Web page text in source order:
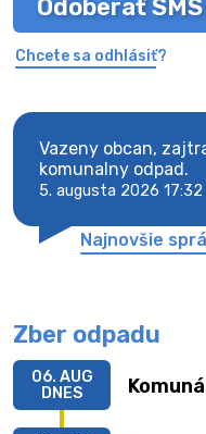
Odoberať SMS
Chcete sa odhlásiť?
Vazeny obcan,
komunalny odpad.
5. augusta 2026 17:32
Najnovšie
Zber odpadu
06. AUG
DNES